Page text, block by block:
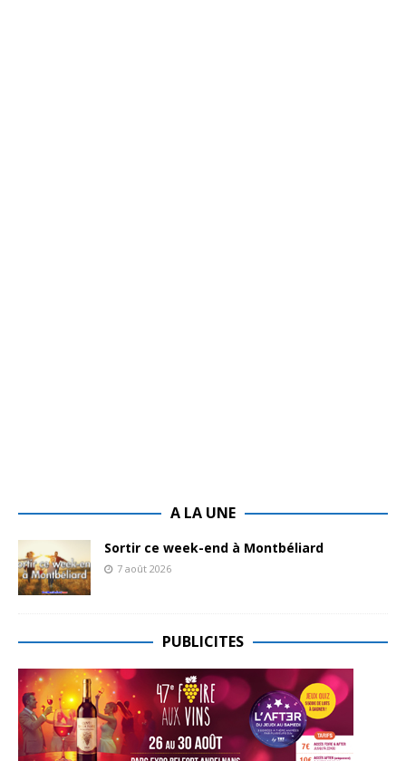
A LA UNE
Sortir ce week-end à Montbéliard
7 août 2026
PUBLICITES